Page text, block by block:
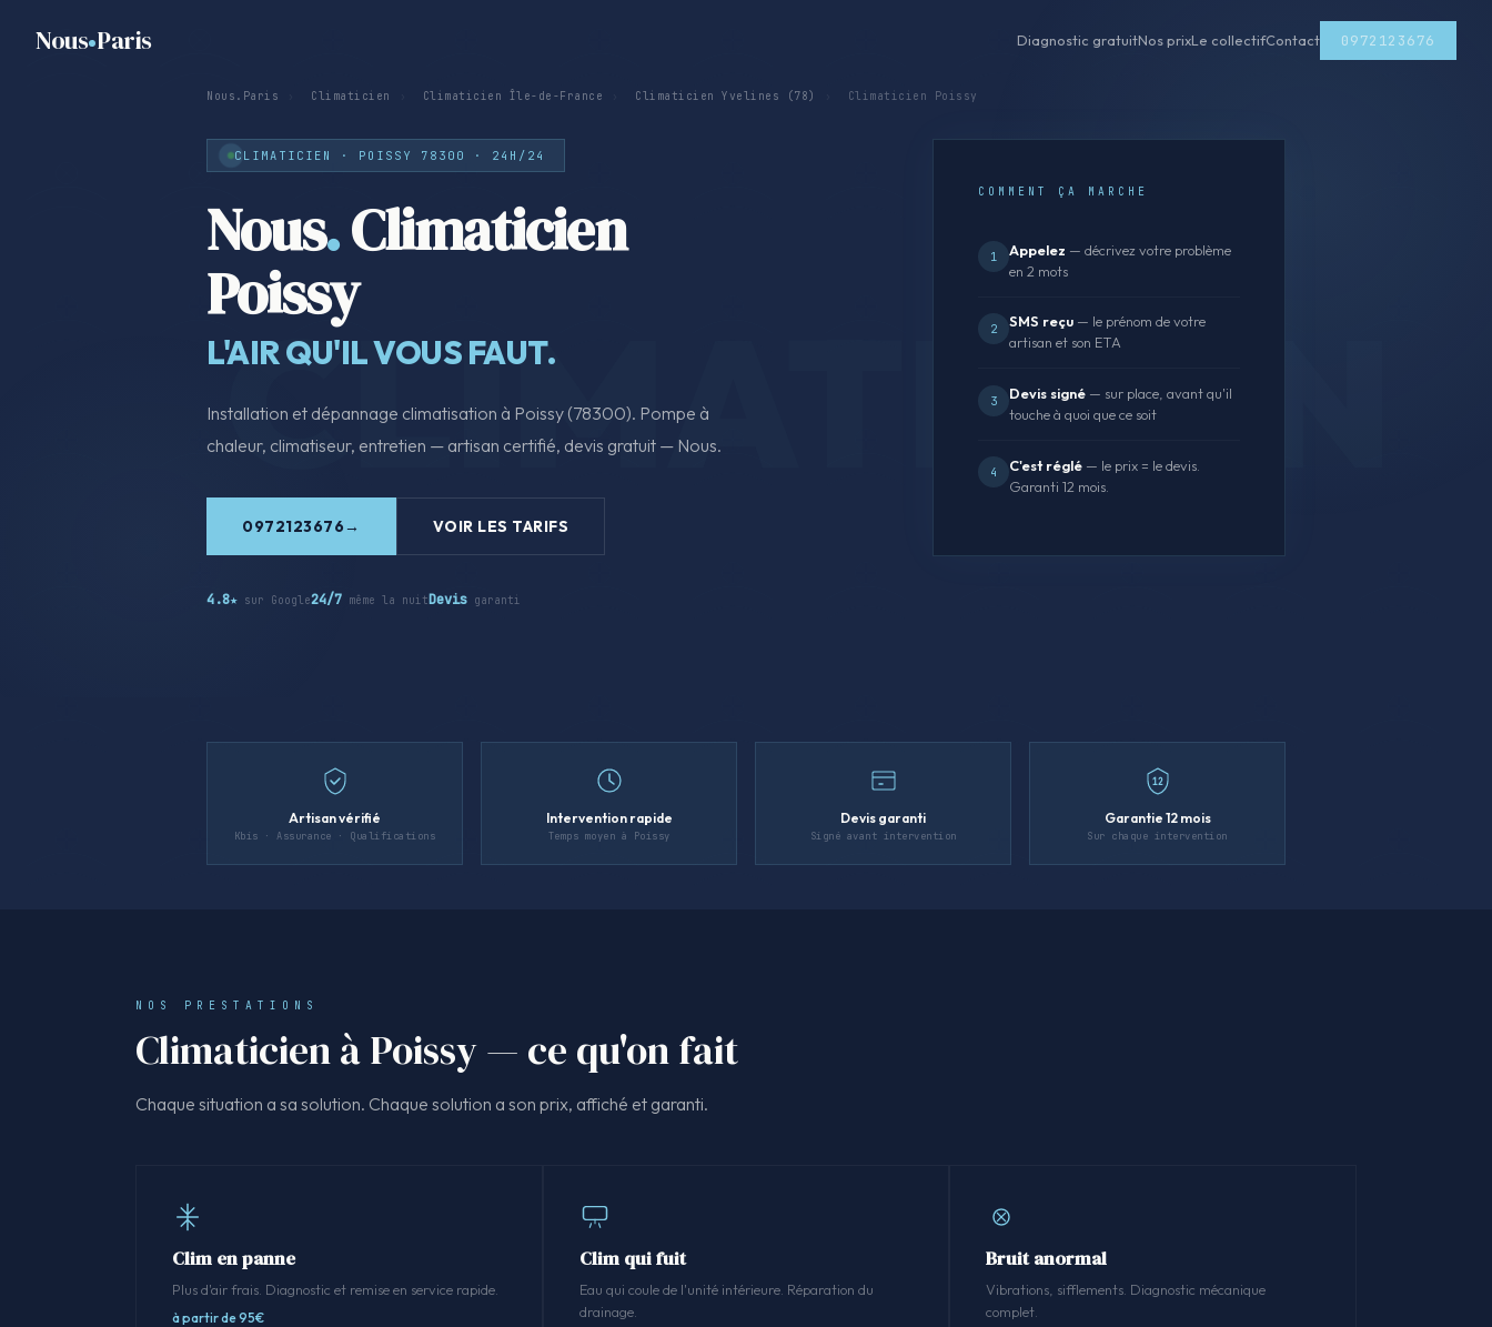
Nous Paris Diagnostic gratuitNos prixLe collectifContact 0972123676
Nous.Paris Climaticien Climaticien Île-de-France Climaticien Yvelines (78) Climaticien Poissy
CLIMATICIEN · POISSY 78300 · 24H/24
Nous.Climaticien
Poissy
L'AIR QU'IL VOUS FAUT.
Installation et dépannage climatisation à Poissy (78300). Pompe à
chaleur, climatiseur, entretien — artisan certifié, devis gratuit — Nous.
0972123676 VOIR LES TARIFS
4.8★ sur Google24/7 même la nuitDevis garanti
COMMENT ÇA MARCHE
1 Appelez — décrivez votre problème
en 2 mots
2 SMS reçu — le prénom de votre
artisan et son ETA
3 Devis signé — sur place, avant qu'il
touche à quoi que ce soit
4 C'est réglé — le prix = le devis.
Garanti 12 mois.
Artisan vérifié
Kbis · Assurance · Qualifications
Intervention rapide
Temps moyen à Poissy
Devis garanti
Signé avant intervention
12
Garantie 12 mois
Sur chaque intervention
NOS PRESTATIONS
Climaticien à Poissy — ce qu'on fait
Chaque situation a sa solution. Chaque solution a son prix, affiché et garanti.
Clim en panne
Plus d'air frais. Diagnostic et remise en service rapide.
à partir de 95€
Clim qui fuit
Eau qui coule de l'unité intérieure. Réparation du
drainage.
Bruit anormal
Vibrations, sifflements. Diagnostic mécanique
complet.